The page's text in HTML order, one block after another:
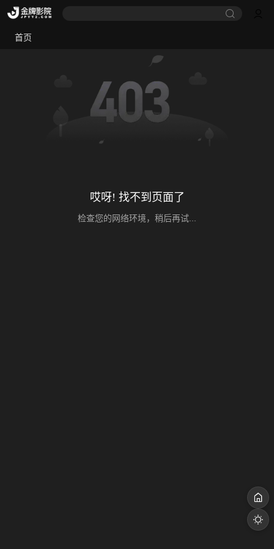
首页
哎呀! 找不到页面了
检查您的网络环境，稍后再试...